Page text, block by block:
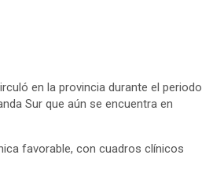
en la provincia durante el periodo
Sur que aún se encuentra en
favorable, con cuadros clínicos